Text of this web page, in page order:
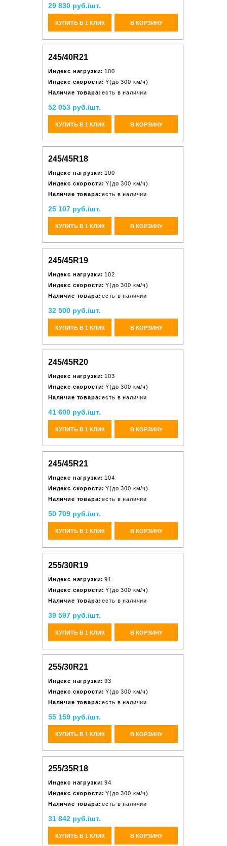
29 830 руб./шт.
КУПИТЬ В 1 КЛИК В КОРЗИНУ
245/40R21
Индекс нагрузки: 100
Индекс скорости: Y(до 300 км/ч)
Наличие товара: есть в наличии
52 053 руб./шт.
КУПИТЬ В 1 КЛИК В КОРЗИНУ
245/45R18
Индекс нагрузки: 100
Индекс скорости: Y(до 300 км/ч)
Наличие товара: есть в наличии
25 107 руб./шт.
КУПИТЬ В 1 КЛИК В КОРЗИНУ
245/45R19
Индекс нагрузки: 102
Индекс скорости: Y(до 300 км/ч)
Наличие товара: есть в наличии
32 500 руб./шт.
КУПИТЬ В 1 КЛИК В КОРЗИНУ
245/45R20
Индекс нагрузки: 103
Индекс скорости: Y(до 300 км/ч)
Наличие товара: есть в наличии
41 600 руб./шт.
КУПИТЬ В 1 КЛИК В КОРЗИНУ
245/45R21
Индекс нагрузки: 104
Индекс скорости: Y(до 300 км/ч)
Наличие товара: есть в наличии
50 709 руб./шт.
КУПИТЬ В 1 КЛИК В КОРЗИНУ
255/30R19
Индекс нагрузки: 91
Индекс скорости: Y(до 300 км/ч)
Наличие товара: есть в наличии
39 597 руб./шт.
КУПИТЬ В 1 КЛИК В КОРЗИНУ
255/30R21
Индекс нагрузки: 93
Индекс скорости: Y(до 300 км/ч)
Наличие товара: есть в наличии
55 159 руб./шт.
КУПИТЬ В 1 КЛИК В КОРЗИНУ
255/35R18
Индекс нагрузки: 94
Индекс скорости: Y(до 300 км/ч)
Наличие товара: есть в наличии
31 842 руб./шт.
КУПИТЬ В 1 КЛИК В КОРЗИНУ